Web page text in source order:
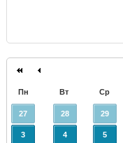
Пн Вт Ср
27 28 29
3 4 5